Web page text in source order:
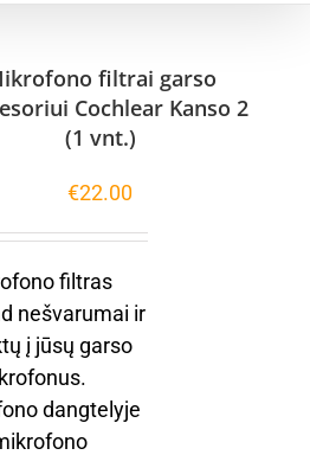
filtrai garso
Cochlear Kanso 2
(1 vnt.)
€22.00
filtras
nešvarumai ir
į jūsų garso
dangtelyje